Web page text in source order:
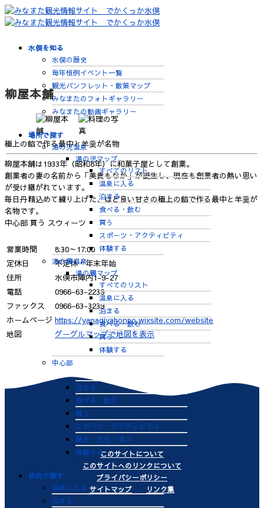
水俣を知る
水俣の歴史
毎年恒例イベント一覧
観光パンフレット・散策マップ
みなまたのフォトギャラリー
みなまたの動画ギャラリー
場所で探す
湯の児温泉
湯の児マップ
すべてのリスト
温泉に入る
泊まる
食べる・飲む
買う
スポーツ・アクティビティ
体験する
湯の鶴温泉
湯の鶴マップ
すべてのリスト
温泉に入る
泊まる
食べる・飲む
買う
体験する
中心部
泊まる
食べる・飲む
買う
スポーツ・アクティビティ
歴史・文化・学ぶ
体験する
目的で探す
温泉に入る
泊まる
柳屋本舗
極上の餡で作る最中と羊羹が名物
柳屋本舗は1933年（昭和8年）に和菓子屋として創業。
創業者の妻の名前から「美貴もなか」が誕生し、現在も創業者の熱い思い
が受け継がれています。
毎日丹精込めて練り上げた、ほど良い甘さの極上の餡で作る最中と羊羹が
名物です。
中心部 買う スウィーツ
営業時間
8:30～17:00
定休日
不定休・年末年始
住所
水俣市陣内1-9-27
電話
0966-63-2239
ファックス
0966-63-3239
ホームページ https://yanagiyahonpo.wixsite.com/website
地図
グーグルマップで地図を表示
このサイトについて
このサイトへのリンクについて
プライバシーポリシー
サイトマップ
リンク集